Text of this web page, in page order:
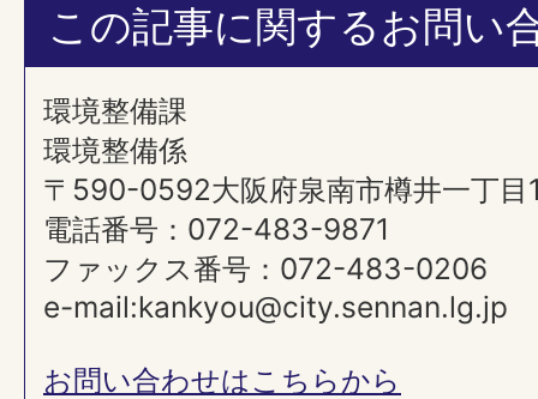
この記事に関するお問い
環境整備課
環境整備係
〒590-0592大阪府泉南市樽井一丁目
電話番号：072-483-9871
ファックス番号：072-483-0206
e-mail:kankyou@city.sennan.lg.jp
お問い合わせはこちらから